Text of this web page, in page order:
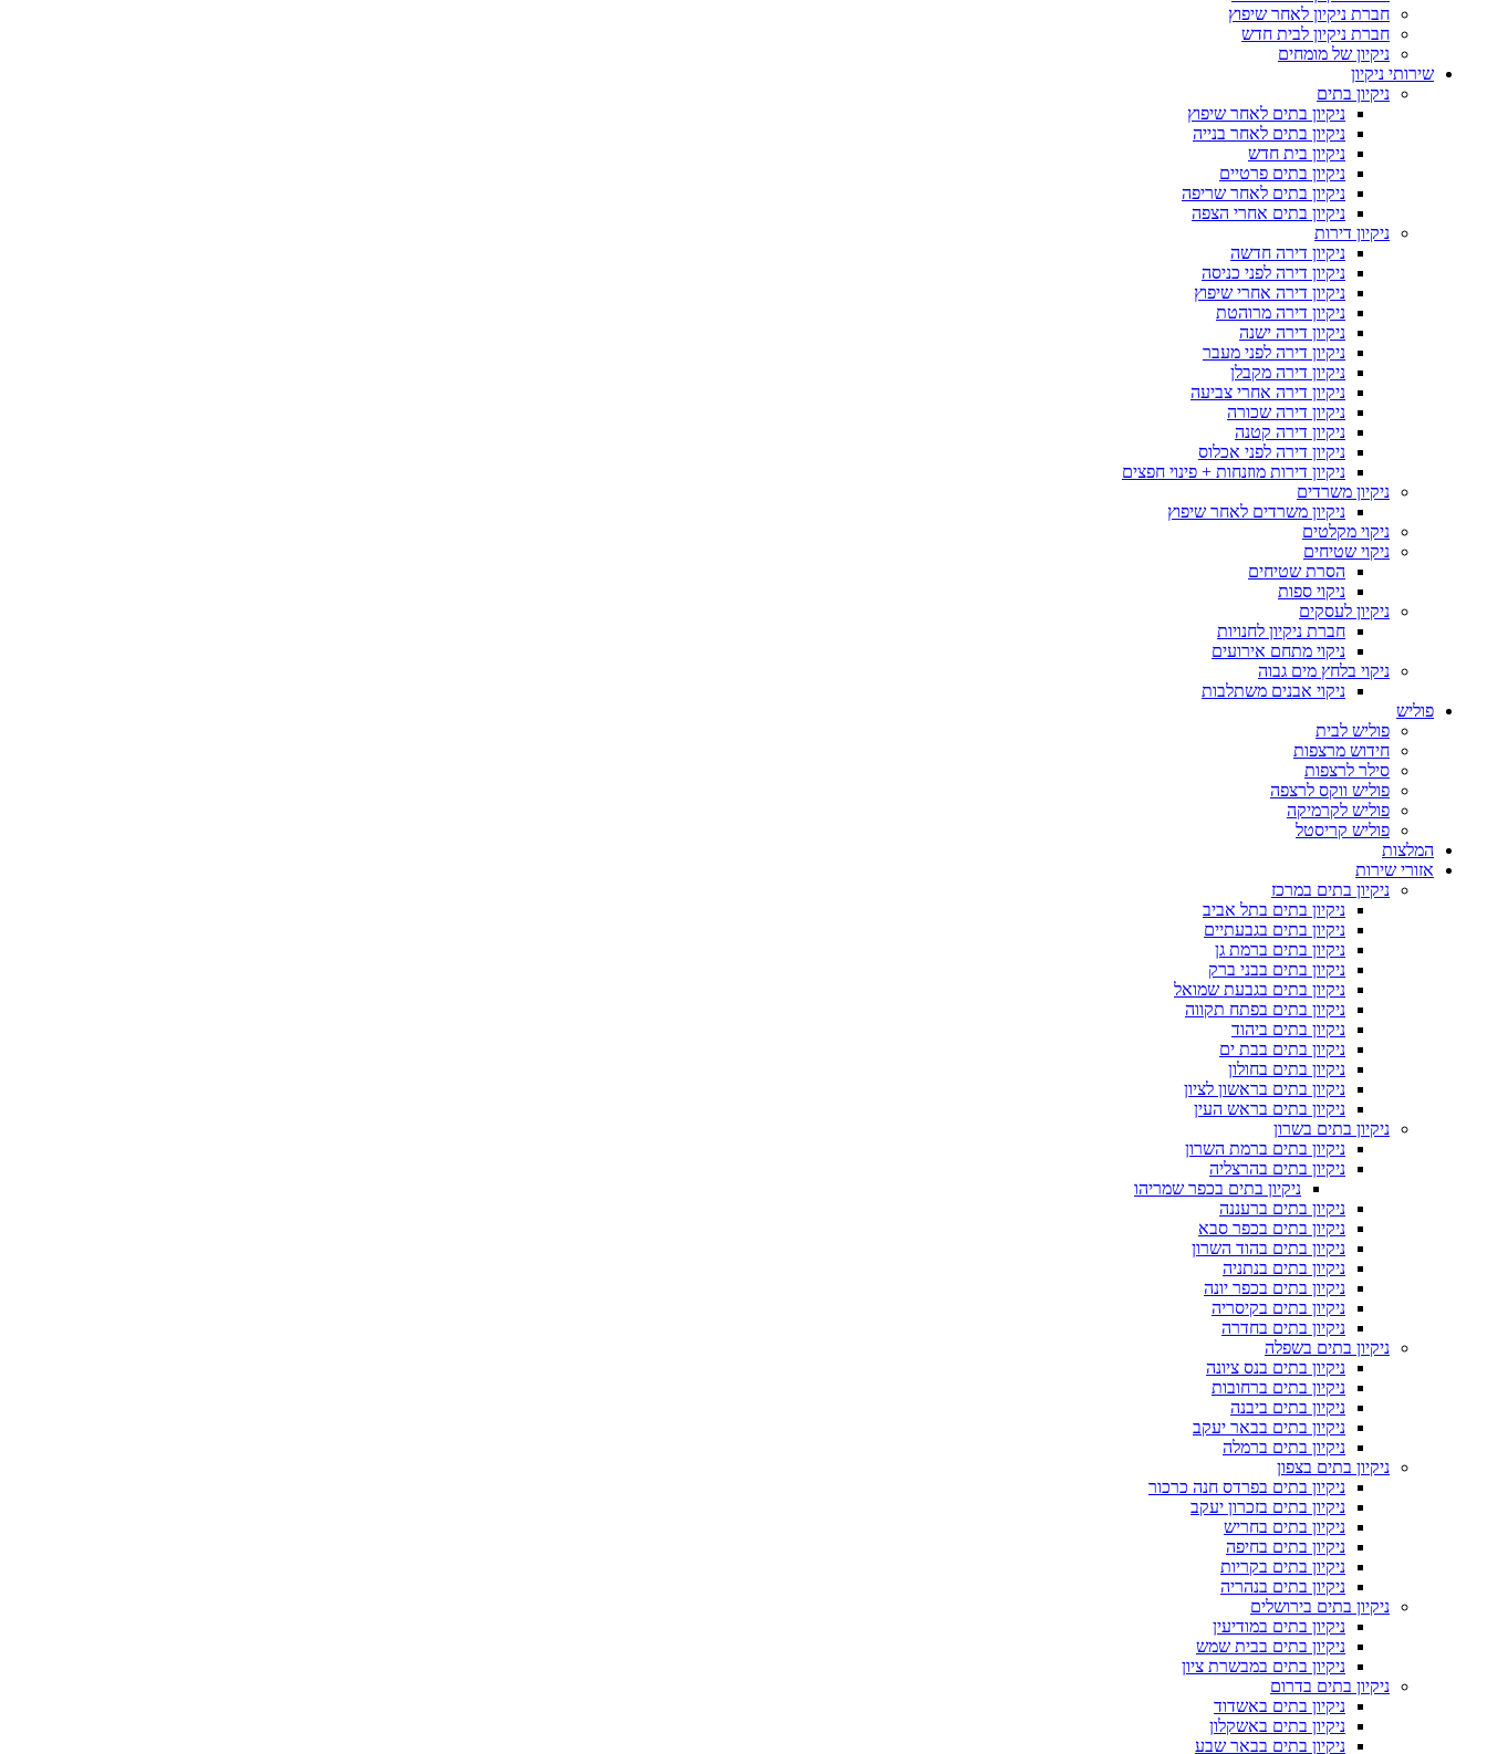
חברת ניקיון לאחר שיפוץ
חברת ניקיון לבית חדש
ניקיון של מומחים
שירותי ניקיון
ניקיון בתים
ניקיון בתים לאחר שיפוץ
ניקיון בתים לאחר בנייה
ניקיון בית חדש
ניקיון בתים פרטיים
ניקיון בתים לאחר שריפה
ניקיון בתים אחרי הצפה
ניקיון דירות
ניקיון דירה חדשה
ניקיון דירה לפני כניסה
ניקיון דירה אחרי שיפוץ
ניקיון דירה מרוהטת
ניקיון דירה ישנה
ניקיון דירה לפני מעבר
ניקיון דירה מקבלן
ניקיון דירה אחרי צביעה
ניקיון דירה שכורה
ניקיון דירה קטנה
ניקיון דירה לפני אכלוס
ניקיון דירות מוזנחות + פינוי חפצים
ניקיון משרדים
ניקיון משרדים לאחר שיפוץ
ניקוי מקלטים
ניקוי שטיחים
הסרת שטיחים
ניקוי ספות
ניקיון לעסקים
חברת ניקיון לחנויות
ניקוי מתחם אירועים
ניקוי בלחץ מים גבוה
ניקוי אבנים משתלבות
פוליש
פוליש לבית
חידוש מרצפות
סילר לרצפות
פוליש ווקס לרצפה
פוליש לקרמיקה
פוליש קריסטל
המלצות
אזורי שירות
ניקיון בתים במרכז
ניקיון בתים בתל אביב
ניקיון בתים בגבעתיים
ניקיון בתים ברמת גן
ניקיון בתים בבני ברק
ניקיון בתים בגבעת שמואל
ניקיון בתים בפתח תקווה
ניקיון בתים ביהוד
ניקיון בתים בבת ים
ניקיון בתים בחולון
ניקיון בתים בראשון לציון
ניקיון בתים בראש העין
ניקיון בתים בשרון
ניקיון בתים ברמת השרון
ניקיון בתים בהרצליה
ניקיון בתים בכפר שמריהו
ניקיון בתים ברעננה
ניקיון בתים בכפר סבא
ניקיון בתים בהוד השרון
ניקיון בתים בנתניה
ניקיון בתים בכפר יונה
ניקיון בתים בקיסריה
ניקיון בתים בחדרה
ניקיון בתים בשפלה
ניקיון בתים בנס ציונה
ניקיון בתים ברחובות
ניקיון בתים ביבנה
ניקיון בתים בבאר יעקב
ניקיון בתים ברמלה
ניקיון בתים בצפון
ניקיון בתים בפרדס חנה כרכור
ניקיון בתים בזכרון יעקב
ניקיון בתים בחריש
ניקיון בתים בחיפה
ניקיון בתים בקריות
ניקיון בתים בנהריה
ניקיון בתים בירושלים
ניקיון בתים במודיעין
ניקיון בתים בבית שמש
ניקיון בתים במבשרת ציון
ניקיון בתים בדרום
ניקיון בתים באשדוד
ניקיון בתים באשקלון
ניקיון בתים בבאר שבע